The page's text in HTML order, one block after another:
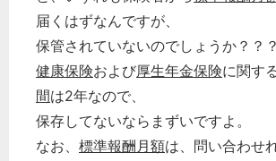
届くはずなんですが、
保管されていないのでしょうか？？？
健康保険および厚生年金保険に関す
間は2年なので、
保存してないならまずいですよ。
なお、 標準報酬月額は、問い合わせ